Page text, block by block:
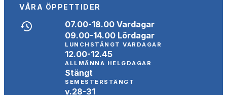
VÅRA ÖPPETTIDER
07.00-18.00 Vardagar
09.00-14.00 Lördagar
LUNCHSTÄNGT VARDAGAR
12.00-12.45
ALLMÄNNA HELGDAGAR
Stängt
SEMESTERSTÄNGT
v.28-31